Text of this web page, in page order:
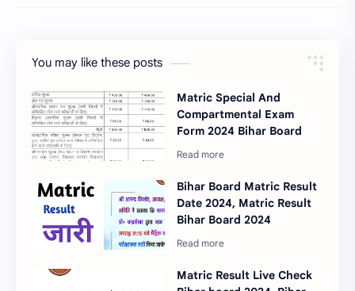
You may like these posts
Matric Special And
Compartmental Exam
Form 2024 Bihar Board
Bihar Board Matric Result
Date 2024, Matric Result
Bihar Board 2024
Matric Result Live Check